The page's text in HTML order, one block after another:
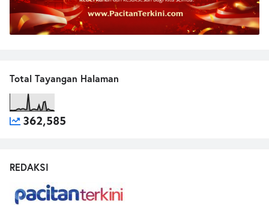
Total Tayangan Halaman
362,585
REDAKSI